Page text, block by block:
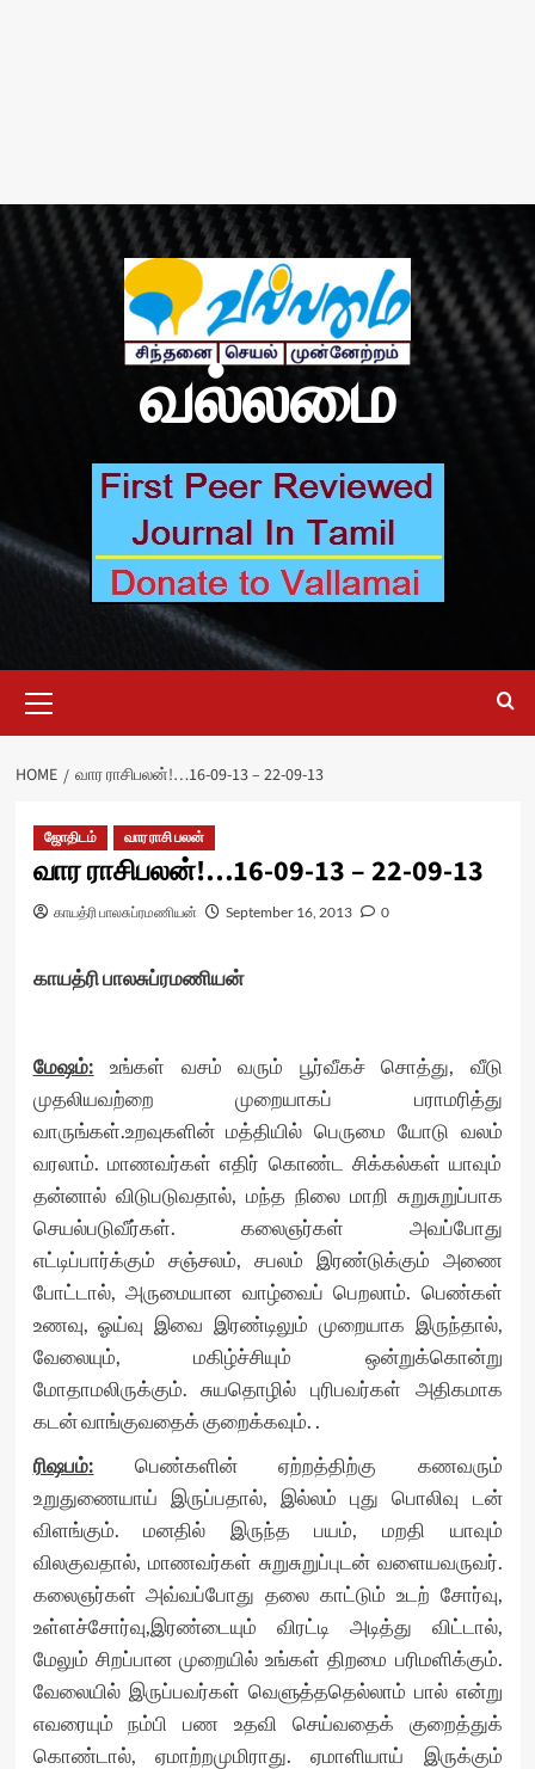
வல்லமை
Menu
HOME வார ராசிபலன்!…16-09-13 – 22-09-13
ஜோதிடம் வார ராசி பலன்
வார ராசிபலன்!…16-09-13 – 22-09-13
காயத்ரி பாலசுப்ரமணியன் September 16, 2013 0
காயத்ரி பாலசுப்ரமணியன்
மேஷம்: உங்கள் வசம் வரும் பூர்வீகச் சொத்து, வீடு
முதலியவற்றை முறையாகப் பராமரித்து
வாருங்கள்.உறவுகளின் மத்தியில் பெருமை யோடு வலம்
வரலாம். மாணவர்கள் எதிர் கொண்ட சிக்கல்கள் யாவும்
தன்னால் விடுபடுவதால், மந்த நிலை மாறி சுறுசுறுப்பாக
செயல்படுவீர்கள். கலைஞர்கள் அவப்போது
எட்டிப்பார்க்கும் சஞ்சலம், சபலம் இரண்டுக்கும் அணை
போட்டால், அருமையான வாழ்வைப் பெறலாம். பெண்கள்
உணவு, ஓய்வு இவை இரண்டிலும் முறையாக இருந்தால்,
வேலையும், மகிழ்ச்சியும் ஒன்றுக்கொன்று
மோதாமலிருக்கும். சுயதொழில் புரிபவர்கள் அதிகமாக
கடன் வாங்குவதைக் குறைக்கவும். .
ரிஷபம்: பெண்களின் ஏற்றத்திற்கு கணவரும்
உறுதுணையாய் இருப்பதால், இல்லம் புது பொலிவு டன்
விளங்கும். மனதில் இருந்த பயம், மறதி யாவும்
விலகுவதால், மாணவர்கள் சுறுசுறுப்புடன் வளையவருவர்.
கலைஞர்கள் அவ்வப்போது தலை காட்டும் உடற் சோர்வு,
உள்ளச்சோர்வு,இரண்டையும் விரட்டி அடித்து விட்டால்,
மேலும் சிறப்பான முறையில் உங்கள் திறமை பரிமளிக்கும்.
வேலையில் இருப்பவர்கள் வெளுத்ததெல்லாம் பால் என்று
எவரையும் நம்பி பண உதவி செய்வதைக் குறைத்துக்
கொண்டால், ஏமாற்றமுமிராது. ஏமாளியாய் இருக்கும்